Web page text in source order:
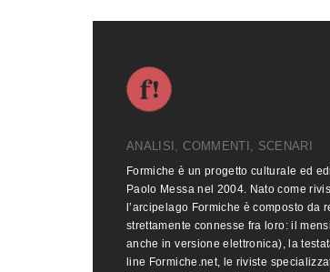
ANALISI, COMMENTI, SCENARI
Formiche è un progetto culturale ed
Paolo Messa nel 2004. Nato come
l’arcipelago Formiche è composto da
strettamente connesse fra loro: il
anche in versione elettronica), la
line Formiche.net, le riviste